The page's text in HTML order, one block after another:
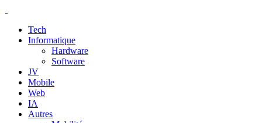
Tech
Informatique
Hardware
Software
JV
Mobile
Web
IA
Autres